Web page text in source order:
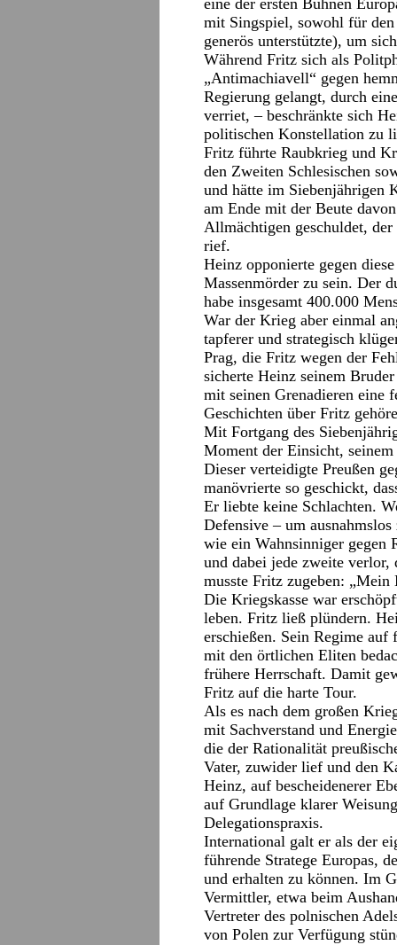
eine der ersten Bühnen
mit Singspiel, sowohl für
generös unterstützte), um
Während Fritz sich als
„Antimachiavell“ gegen
Regierung gelangt, durch
verriet, – beschränkte sich
politischen Konstellation zu
Fritz führte Raubkrieg und
den Zweiten Schlesischen
und hätte im Siebenjährigen
am Ende mit der Beute
Allmächtigen geschuldet,
rief.
Heinz opponierte gegen
Massenmörder zu sein. Der
habe insgesamt 400.000
War der Krieg aber einmal
tapferer und strategisch
Prag, die Fritz wegen der
sicherte Heinz seinem
mit seinen Grenadieren eine
Geschichten über Fritz
Mit Fortgang des
Moment der Einsicht,
Dieser verteidigte Preußen
manövrierte so geschickt,
Er liebte keine Schlachten.
Defensive – um
wie ein Wahnsinniger gegen
und dabei jede zweite
musste Fritz zugeben:
Die Kriegskasse war
leben. Fritz ließ plündern.
erschießen. Sein Regime
mit den örtlichen Eliten
frühere Herrschaft. Damit
Fritz auf die harte Tour.
Als es nach dem großen
mit Sachverstand und
die der Rationalität
Vater, zuwider lief und den
Heinz, auf bescheidenerer
auf Grundlage klarer
Delegationspraxis.
International galt er als der
führende Stratege Europas,
und erhalten zu können. Im
Vermittler, etwa beim
Vertreter des polnischen
von Polen zur Verfügung